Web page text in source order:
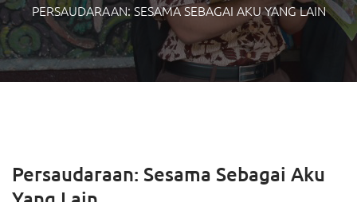
PERSAUDARAAN: SESAMA SEBAGAI AKU YANG LAIN
Persaudaraan: Sesama Sebagai Aku